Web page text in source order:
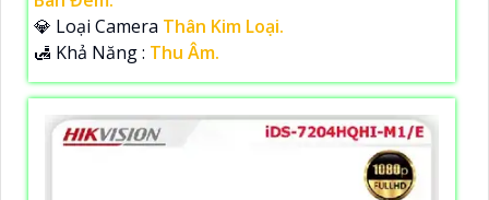
💎 Loại Camera Thân Kim Loại.
️🛃 Khả Năng : Thu Âm.